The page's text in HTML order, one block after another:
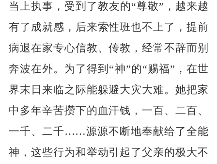
当上执事，受到了教友的“尊敬”，越来越
有了成就感，后来索性班也不上了，提前
病退在家专心信教、传教，经常不辞而别
奔波在外。为了得到“神”的“赐福”，在世
界末日来临之际能躲避大灾大难。她把家
中多年辛苦攒下的血汗钱，一百、二百、
一千、二千……源源不断地奉献给了全能
神，这些行为和举动引起了父亲的极大不